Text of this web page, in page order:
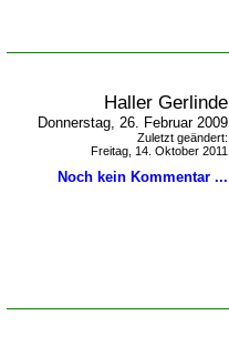
Haller Gerlinde
Donnerstag, 26. Februar 2009
Zuletzt geändert:
Freitag, 14. Oktober 2011
Noch kein Kommentar ...